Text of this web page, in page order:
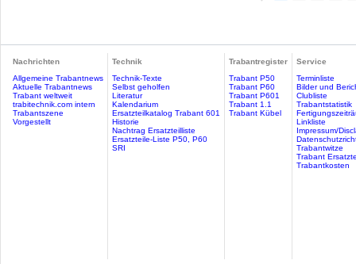
Nachrichten
Allgemeine Trabantnews
Aktuelle Trabantnews
Trabant weltweit
trabitechnik.com intern
Trabantszene
Vorgestellt
Technik
Technik-Texte
Selbst geholfen
Literatur
Kalendarium
Ersatzteilkatalog Trabant 601
Historie
Nachtrag Ersatzteilliste
Ersatzteile-Liste P50, P60
SRI
Trabantregister
Trabant P50
Trabant P60
Trabant P601
Trabant 1.1
Trabant Kübel
Service
Terminliste
Bilder und
Clubliste
Trabantstatistik
Linkliste
Impressum/
Trabantwitze
Trabant
Trabantkosten